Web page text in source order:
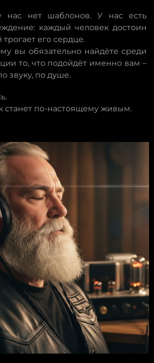
нас нет шаблонов. У нас есть
каждый человек достоин
трогает его сердце.
вы обязательно найдёте среди
то, что подойдёт именно вам –
звуку, по душе.
станет по-настоящему живым.